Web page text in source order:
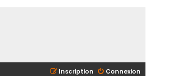
Connexion
Inscription